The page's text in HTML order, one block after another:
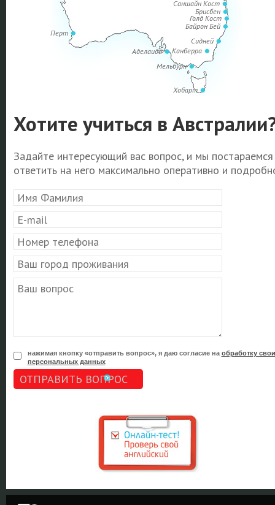
Сидней
Аделаида
Байрон Бей
Брисбен
Голд Кост
Канберра
Мельбурн
Перт
Саншайн Кост
Хобарт
Хотите учиться в
Задайте интересующий вас вопрос, и мы постараемся
ответить на него максимально оперативно и
нажимая кнопку «отправить вопрос», я даю согласие на обработку
персональных данных
ОТПРАВИТЬ ВОПРОС